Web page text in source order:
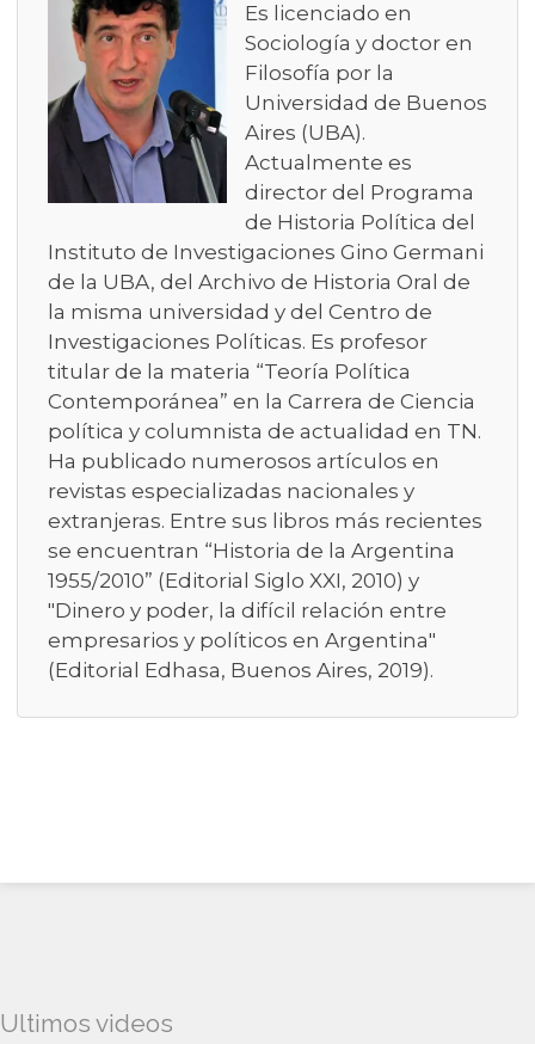
Es licenciado en
Sociología y doctor en
Filosofía por la
Universidad de Buenos
Aires (UBA).
Actualmente es
director del Programa
de Historia Política del
Instituto de Investigaciones Gino Germani
de la UBA, del Archivo de Historia Oral de
la misma universidad y del Centro de
Investigaciones Políticas. Es profesor
titular de la materia “Teoría Política
Contemporánea” en la Carrera de Ciencia
política y columnista de actualidad en TN.
Ha publicado numerosos artículos en
revistas especializadas nacionales y
extranjeras. Entre sus libros más recientes
se encuentran “Historia de la Argentina
1955/2010” (Editorial Siglo XXI, 2010) y
"Dinero y poder, la difícil relación entre
empresarios y políticos en Argentina"
(Editorial Edhasa, Buenos Aires, 2019).
Ultimos videos